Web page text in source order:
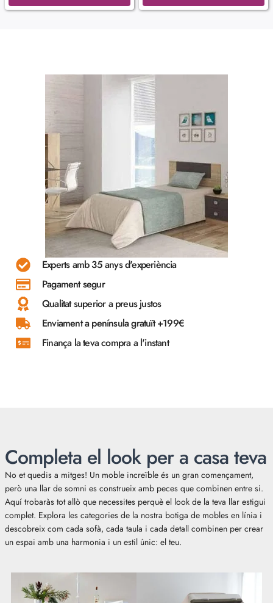
Experts amb 35 anys d'experiència
Pagament segur
Qualitat superior a preus justos
Enviament a península gratuït +199€
Finança la teva compra a l'instant
Completa el look per a casa teva
No et quedis a mitges! Un moble increïble és un gran començament,
però una llar de somni es construeix amb peces que combinen entre si.
Aquí trobaràs tot allò que necessites perquè el look de la teva llar estigui
complet. Explora les categories de la nostra botiga de mobles en línia i
descobreix com cada sofà, cada taula i cada detall combinen per crear
un espai amb una harmonia i un estil únic: el teu.